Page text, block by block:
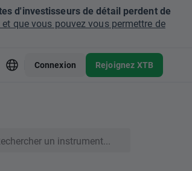
d'investisseurs de détail perdent de
que vous pouvez vous permettre de
Connexion Rejoignez XTB